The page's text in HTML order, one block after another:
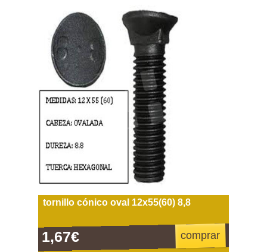
tornillo cónico oval 12x55(60) 8,8
1,67€ comprar